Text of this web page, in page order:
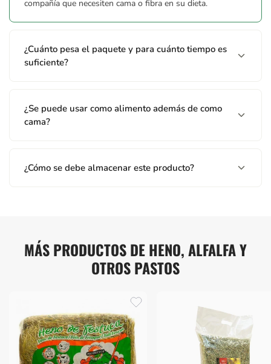
compañía que necesiten cama o fibra en su dieta.
¿Cuánto pesa el paquete y para cuánto tiempo es
suficiente?
¿Se puede usar como alimento además de como
cama?
¿Cómo se debe almacenar este producto?
MÁS PRODUCTOS DE HENO, ALFALFA Y
OTROS PASTOS